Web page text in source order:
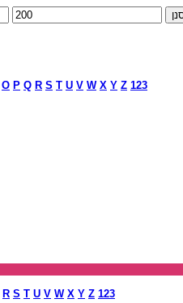
O P Q R S T U V W X Y Z 123
R S T U V W X Y Z 123